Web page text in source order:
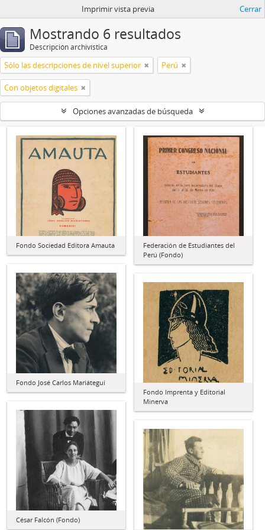
Imprimir vista previa Cerrar
Mostrando 6 resultados
Descripción archivística
Sólo las descripciones de nivel superior Perú
Con objetos digitales
Opciones avanzadas de búsqueda
Fondo Sociedad Editora Amauta
Federación de Estudiantes del
Perú (Fondo)
Fondo José Carlos Mariátegui
Fondo Imprenta y Editorial
Minerva
César Falcón (Fondo)